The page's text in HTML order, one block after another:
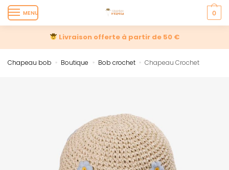
MENU 0
Livraison offerte à partir de 50 €
Chapeau bob » Boutique » Bob crochet » Chapeau Crochet